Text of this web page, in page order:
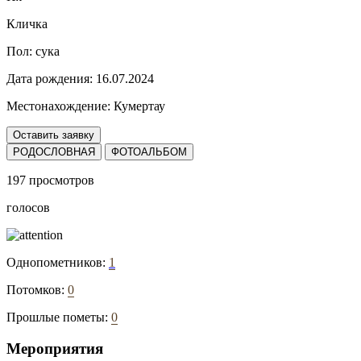
Кличка
Пол: сука
Дата рождения: 16.07.2024
Местонахождение: Кумертау
Оставить заявку
РОДОСЛОВНАЯ
ФОТОАЛЬБОМ
197 просмотров
голосов
Однопометников: 1
Потомков: 0
Прошлые пометы: 0
Мероприятия